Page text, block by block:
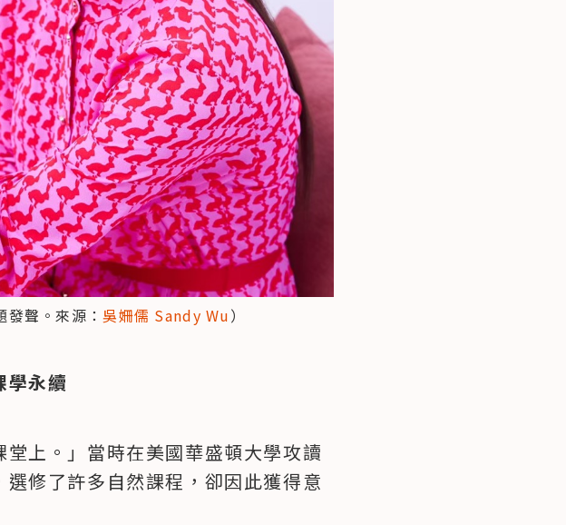
發聲。來源：吳姍儒 Sandy Wu）
學永續
堂上。」當時在美國華盛頓大學攻讀
修了許多自然課程，卻因此獲得意